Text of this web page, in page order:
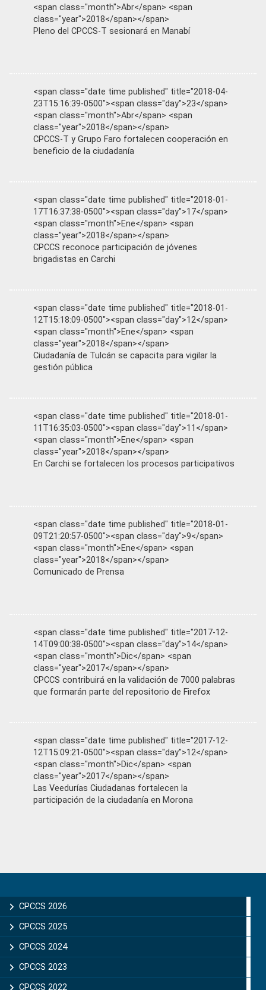
<span class="month">Abr</span> <span
class="year">2018</span></span>
Pleno del CPCCS-T sesionará en Manabí
<span class="date time published" title="2018-04-
23T15:16:39-0500"><span class="day">23</span>
<span class="month">Abr</span> <span
class="year">2018</span></span>
CPCCS-T y Grupo Faro fortalecen cooperación en
beneficio de la ciudadanía
<span class="date time published" title="2018-01-
17T16:37:38-0500"><span class="day">17</span>
<span class="month">Ene</span> <span
class="year">2018</span></span>
CPCCS reconoce participación de jóvenes
brigadistas en Carchi
<span class="date time published" title="2018-01-
12T15:18:09-0500"><span class="day">12</span>
<span class="month">Ene</span> <span
class="year">2018</span></span>
Ciudadanía de Tulcán se capacita para vigilar la
gestión pública
<span class="date time published" title="2018-01-
11T16:35:03-0500"><span class="day">11</span>
<span class="month">Ene</span> <span
class="year">2018</span></span>
En Carchi se fortalecen los procesos participativos
<span class="date time published" title="2018-01-
09T21:20:57-0500"><span class="day">9</span>
<span class="month">Ene</span> <span
class="year">2018</span></span>
Comunicado de Prensa
<span class="date time published" title="2017-12-
14T09:00:38-0500"><span class="day">14</span>
<span class="month">Dic</span> <span
class="year">2017</span></span>
CPCCS contribuirá en la validación de 7000 palabras
que formarán parte del repositorio de Firefox
<span class="date time published" title="2017-12-
12T15:09:21-0500"><span class="day">12</span>
<span class="month">Dic</span> <span
class="year">2017</span></span>
Las Veedurías Ciudadanas fortalecen la
participación de la ciudadanía en Morona
Sidebar
CPCCS 2026
CPCCS 2025
CPCCS 2024
CPCCS 2023
CPCCS 2022